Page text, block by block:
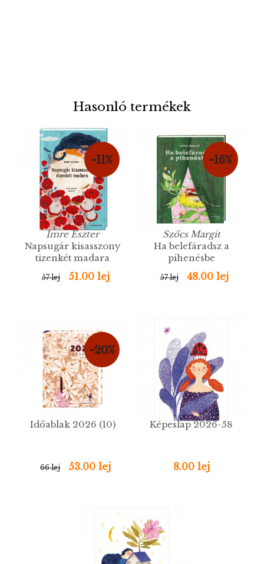
Hasonló termékek
-11%
Imre Eszter
Napsugár kisasszony
tizenkét madara
57 lej 51.00 lej
-16%
Szőcs Margit
Ha belefáradsz a
pihenésbe
57 lej 48.00 lej
-20%
Időablak 2026 (10)
66 lej 53.00 lej
Képeslap 2026-58
8.00 lej